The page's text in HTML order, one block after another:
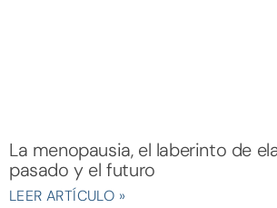
La menopausia, el laberinto de
pasado y el futuro
LEER ARTÍCULO »